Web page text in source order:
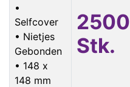
•
Selfcover
• Nietjes
Gebonden
• 148 x
148 mm
2500
Stk.